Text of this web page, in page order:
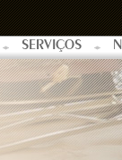
SERVIÇOS